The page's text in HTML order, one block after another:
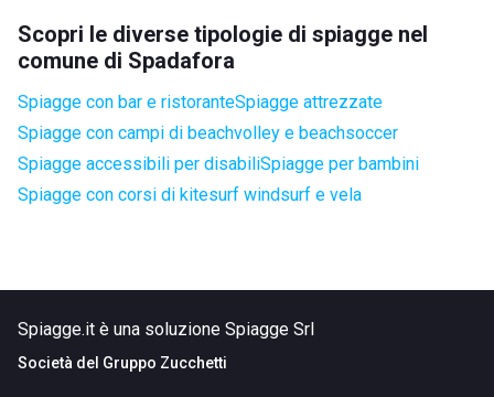
Scopri le diverse tipologie di spiagge nel
comune di Spadafora
Spiagge con bar e ristoranteSpiagge attrezzate
Spiagge con campi di beachvolley e beachsoccer
Spiagge accessibili per disabiliSpiagge per bambini
Spiagge con corsi di kitesurf windsurf e vela
Spiagge.it è una soluzione Spiagge Srl
Società del Gruppo Zucchetti